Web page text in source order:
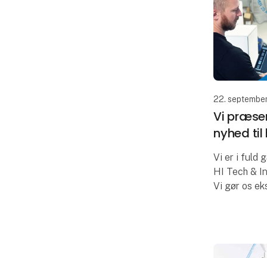
22.
Vi
nyhed til
Vi er i fuld
HI Tech &
Vi gør os
og se